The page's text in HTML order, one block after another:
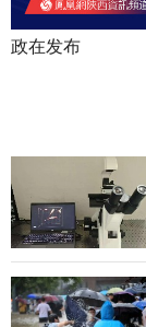
政在发布